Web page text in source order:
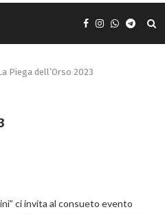
Piega dell’Orso 2023
ci invita al consueto evento